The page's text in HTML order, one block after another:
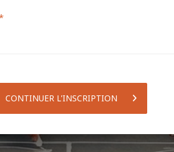
encadre l’utilisation des
?
CONTINUER L'INSCRIPTION